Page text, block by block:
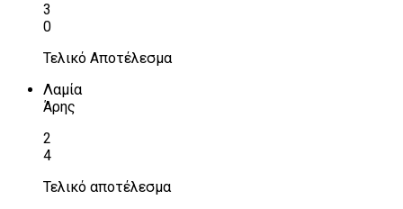
3
0
Τελικό Αποτέλεσμα
Λαμία
Άρης
2
4
Τελικό αποτέλεσμα